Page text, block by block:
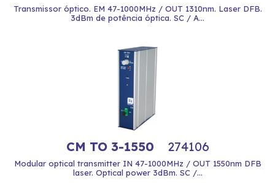
Transmissor óptico. EM 47-1000MHz / OUT 1310nm. Laser DFB.
3dBm de potência óptica. SC / A...
CM TO 3-1550 274106
Modular optical transmitter IN 47-1000MHz / OUT 1550nm DFB
laser. Optical power 3dBm. SC /...